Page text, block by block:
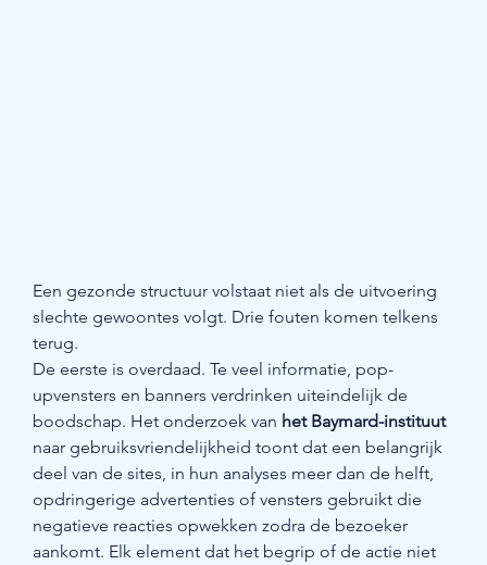
Een gezonde structuur volstaat niet als de uitvoering
slechte gewoontes volgt. Drie fouten komen telkens
terug.
De eerste is overdaad. Te veel informatie, pop-
upvensters en banners verdrinken uiteindelijk de
boodschap. Het onderzoek van het Baymard-instituut
naar gebruiksvriendelijkheid toont dat een belangrijk
deel van de sites, in hun analyses meer dan de helft,
opdringerige advertenties of vensters gebruikt die
negatieve reacties opwekken zodra de bezoeker
aankomt. Elk element dat het begrip of de actie niet